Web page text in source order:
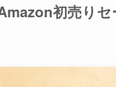
Amazon初売り